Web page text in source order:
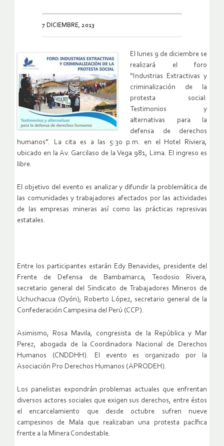
7 DICIEMBRE, 2013
El lunes 9 de diciembre se
realizará el foro
“Industrias Extractivas y
criminalización de la
protesta social:
Testimonios y
alternativas para la
defensa de derechos
humanos”. La cita es a las 5:30 p.m. en el Hotel Riviera,
ubicado en la Av. Garcilaso de la Vega 981, Lima. El ingreso es
libre.
El objetivo del evento es analizar y difundir la problemática de
las comunidades y trabajadores afectados por las actividades
de las empresas mineras así como las prácticas represivas
estatales.
Entre los participantes estarán Edy Benavides, presidente del
Frente de Defensa de Bambamarca; Teodosio Rivera,
secretario general del Sindicato de Trabajadores Mineros de
Uchuchacua (Oyón); Roberto López, secretario general de la
Confederación Campesina del Perú (CCP).
Asimismo, Rosa Mavila, congresista de la República y Mar
Perez, abogada de la Coordinadora Nacional de Derechos
Humanos (CNDDHH). El evento es organizado por la
Asociación Pro Derechos Humanos (APRODEH).
Los panelistas expondrán problemas actuales que enfrentan
diversos actores sociales que exigen sus derechos, entre éstos
el encarcelamiento que desde octubre sufren nueve
campesinos de Mala que realizaban una protesta pacífica
frente a la Minera Condestable.